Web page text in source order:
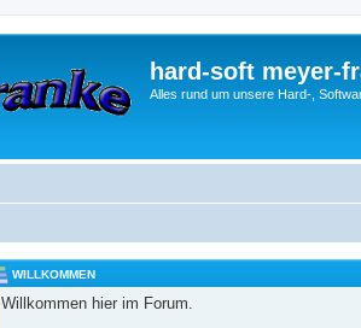
hard-soft meyer-
Alles rund um unsere Hard-,
WILLKOMMEN
Willkommen hier im Forum.